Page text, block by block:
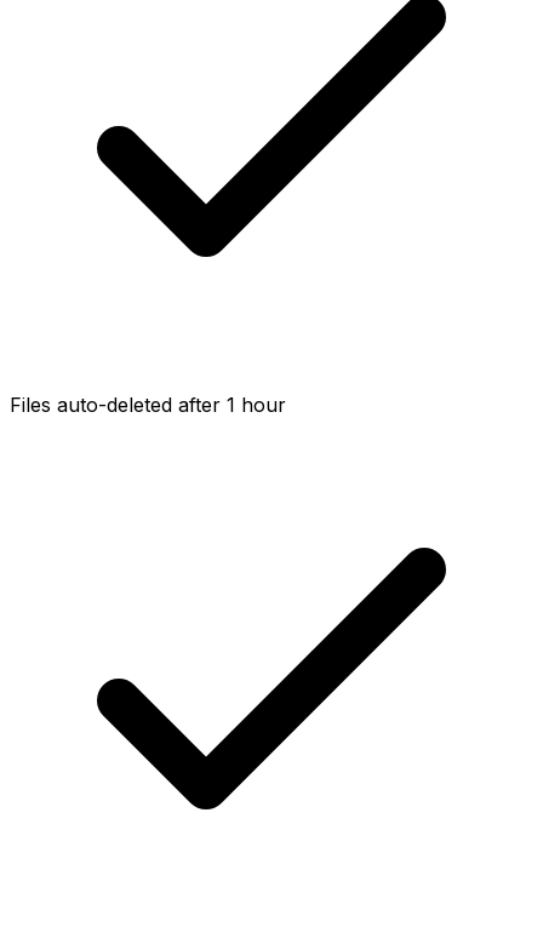
Files auto-deleted after 1 hour